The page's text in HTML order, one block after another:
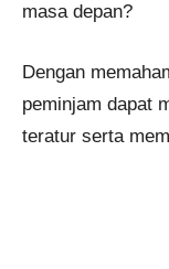
masa depan?
Dengan
peminjam dapat
teratur serta